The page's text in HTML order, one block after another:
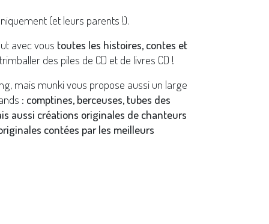
(et leurs parents !).
avec vous toutes les histoires, contes et
des piles de CD et de livres CD !
mais munki vous propose aussi un large
: comptines, berceuses, tubes des
aussi créations originales de chanteurs
contées par les meilleurs